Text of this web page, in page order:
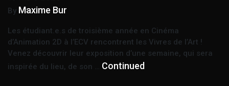
By Maxime Bur
Les étudiant.e.s de troisième année en Cinéma
d’Animation 2D à l’ECV rencontrent les Vivres de l’Art !
Venez découvrir leur exposition d’une semaine, qui sera
inspirée du lieu, de son … Continued